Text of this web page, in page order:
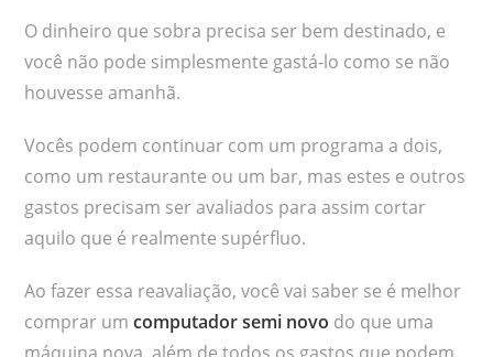
O dinheiro que sobra precisa ser bem destinado, e
você não pode simplesmente gastá-lo como se não
houvesse amanhã.
Vocês podem continuar com um programa a dois,
como um restaurante ou um bar, mas estes e outros
gastos precisam ser avaliados para assim cortar
aquilo que é realmente supérfluo.
Ao fazer essa reavaliação, você vai saber se é melhor
comprar umcomputador semi novo do que uma